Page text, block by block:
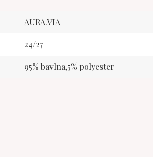
AURA.VIA
24/27
95% bavlna,5% polyester